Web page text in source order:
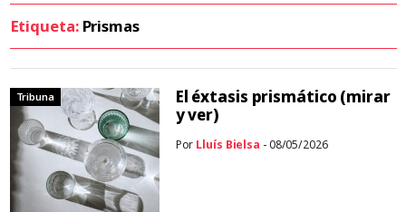
Etiqueta: Prismas
Tribuna
El éxtasis prismático (mirar
y ver)
Por Lluís Bielsa - 08/05/2026